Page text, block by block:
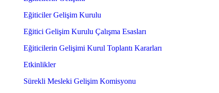
Eğiticiler Gelişim Kurulu
Eğitici Gelişim Kurulu Çalışma Esasları
Eğiticilerin Gelişimi Kurul Toplantı Kararları
Etkinlikler
Sürekli Mesleki Gelişim Komisyonu